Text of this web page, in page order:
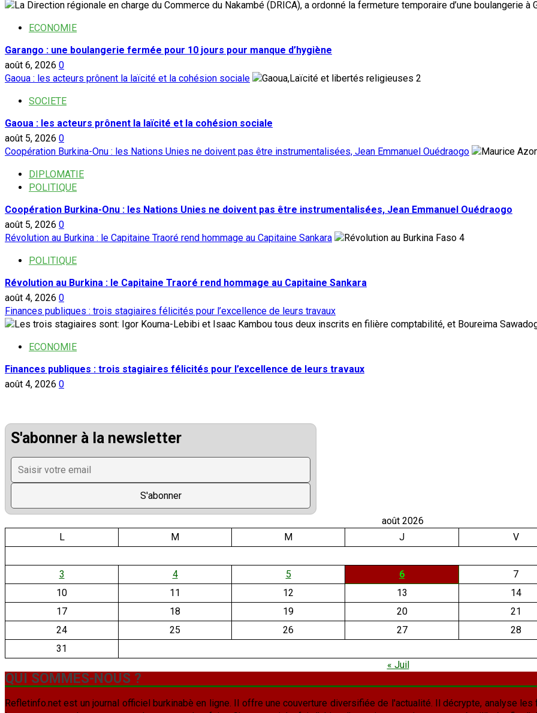
ECONOMIE
Garango : une boulangerie fermée pour 10 jours pour manque d’hygiène
août 6, 2026 0
Gaoua : les acteurs prônent la laïcité et la cohésion sociale
2
SOCIETE
Gaoua : les acteurs prônent la laïcité et la cohésion sociale
août 5, 2026 0
Coopération Burkina-Onu : les Nations Unies ne doivent pas être instrumentalisées, Jean Emmanuel Ouédraogo
DIPLOMATIE
POLITIQUE
Coopération Burkina-Onu : les Nations Unies ne doivent pas être instrumentalisées, Jean Emmanuel Ouédraogo
août 5, 2026 0
Révolution au Burkina : le Capitaine Traoré rend hommage au Capitaine Sankara
4
POLITIQUE
Révolution au Burkina : le Capitaine Traoré rend hommage au Capitaine Sankara
août 4, 2026 0
Finances publiques : trois stagiaires félicités pour l’excellence de leurs travaux
ECONOMIE
Finances publiques : trois stagiaires félicités pour l’excellence de leurs travaux
août 4, 2026 0
S'abonner à la newsletter
août 2026
L
M M J V
3 4 5 6
7
10
11 12 13
14
17
18 19 20
21
24
25 26 27
28
31
« Juil
QUI SOMMES-NOUS ?
Refletinfo.net est un journal officiel burkinabè en ligne. Il offre une couverture diversifiée de l'actualité. Il décrypte, analyse